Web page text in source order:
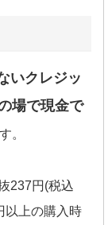
いクレジッ
場で現金で
。
237円(税込
以上の購入時